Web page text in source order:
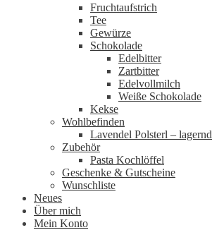
Fruchtaufstrich
Tee
Gewürze
Schokolade
Edelbitter
Zartbitter
Edelvollmilch
Weiße Schokolade
Kekse
Wohlbefinden
Lavendel Polsterl – lagernd
Zubehör
Pasta Kochlöffel
Geschenke & Gutscheine
Wunschliste
Neues
Über mich
Mein Konto